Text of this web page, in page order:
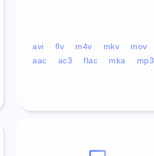
avi flv m4v mkv mov
aac
ac3 flac mka mp3